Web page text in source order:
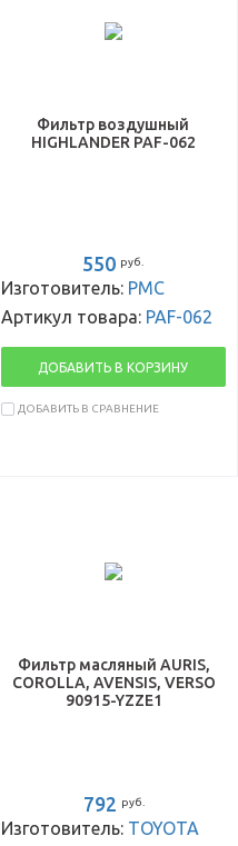
Фильтр воздушный
HIGHLANDER PAF-062
550 руб.
Изготовитель: PMC
Артикул товара: PAF-062
ДОБАВИТЬ В КОРЗИНУ
ДОБАВИТЬ В СРАВНЕНИЕ
Фильтр масляный AURIS,
COROLLA, AVENSIS, VERSO
90915-YZZE1
792 руб.
Изготовитель: TOYOTA